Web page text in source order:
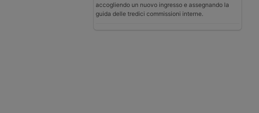
accogliendo un nuovo ingresso e assegnando la
guida delle tredici commissioni interne.